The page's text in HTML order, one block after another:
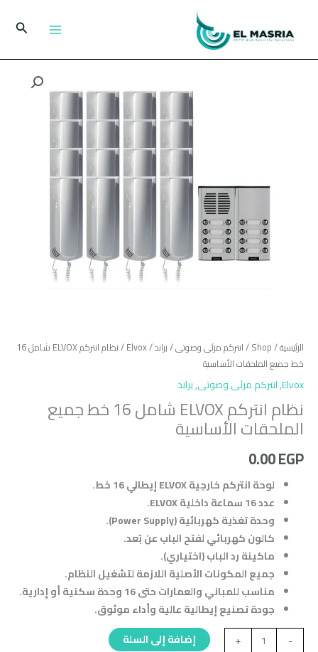
المحتوى
البحث
الرئيسية/
Shop
/انتركم مرئى وصوتى/براند/
Elvox
/ نظام انتركم ELVOX شامل 16
خط جميع الملحقات الأساسية
Elvox
,انتركم مرئى وصوتى,براند
نظام انتركم ELVOX شامل 16 خط جميع
الملحقات الأساسية
0.00EGP
لوحة انتركم خارجية ELVOX إيطالي 16 خط.
عدد 16 سماعة داخلية ELVOX.
وحدة تغذية كهربائية (Power Supply).
كالون كهربائي لفتح الباب عن بُعد.
ماكينة رد الباب (اختياري).
جميع المكونات الأصلية اللازمة لتشغيل النظام.
مناسب للمباني والعمارات حتى 16 وحدة سكنية أو إدارية.
جودة تصنيع إيطالية عالية وأداء موثوق.
-
الأساسية
+ إضافة إلى السلة